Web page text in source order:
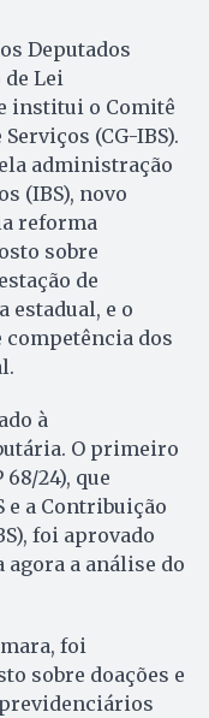
Deputados
Lei
institui o Comitê
(CG-IBS).
administração
(IBS), novo
reforma
sobre
de
estadual, e o
competência dos
à
O primeiro
24), que
e a Contribuição
foi aprovado
agora a análise do
foi
sobre doações e